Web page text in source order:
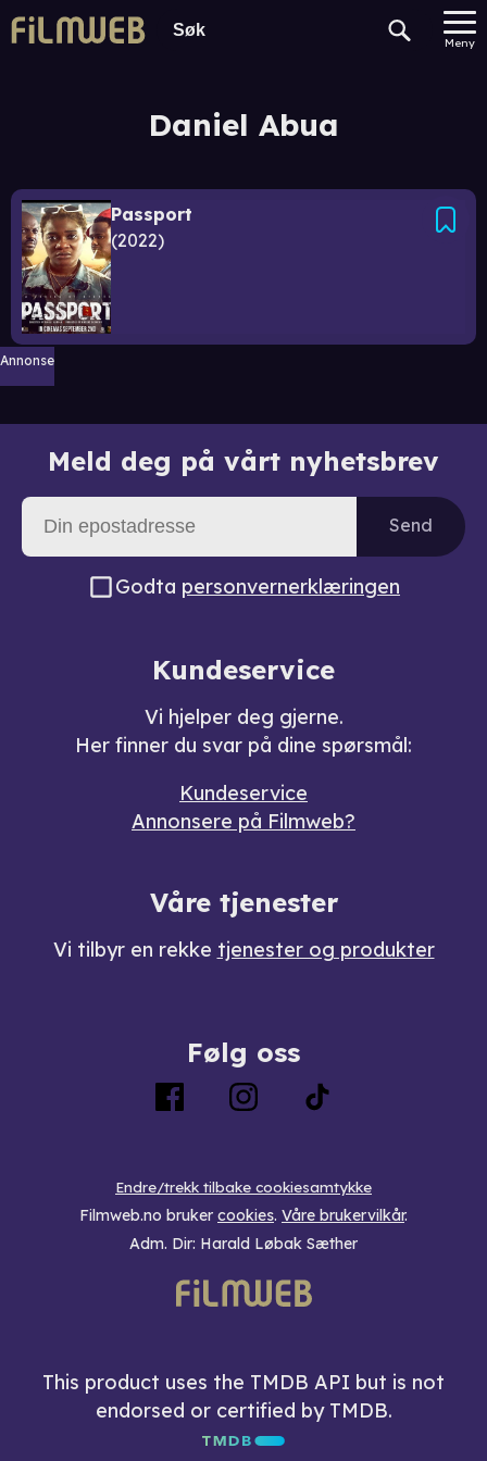
Meny
Daniel Abua
Passport
2022
Annonse
Meld deg på vårt nyhetsbrev
Send
Godta personvernerklæringen
Kundeservice
Vi hjelper deg gjerne.
Her finner du svar på dine spørsmål:
Kundeservice
Annonsere på Filmweb?
Våre tjenester
Vi tilbyr en rekke tjenester og produkter
Følg oss
Endre/trekk tilbake cookiesamtykke
Filmweb.no bruker cookies. Våre brukervilkår.
Adm. Dir: Harald Løbak Sæther
This product uses the TMDB API but is not
endorsed or certified by TMDB.